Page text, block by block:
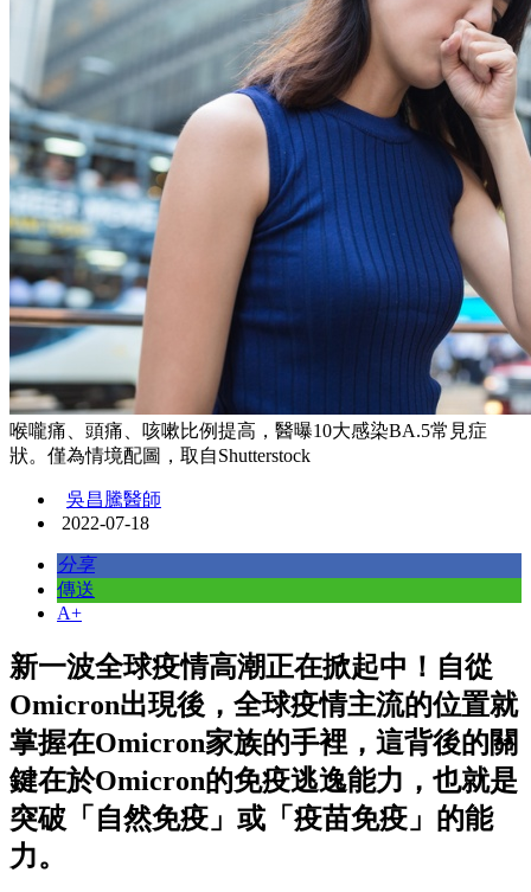
喉嚨痛、頭痛、咳嗽比例提高，醫曝10大感染BA.5常見症
狀。僅為情境配圖，取自Shutterstock
吳昌騰醫師
2022-07-18
分享
傳送
A+
新一波全球疫情高潮正在掀起中！自從
Omicron出現後，全球疫情主流的位置就
掌握在Omicron家族的手裡，這背後的關
鍵在於Omicron的免疫逃逸能力，也就是
突破「自然免疫」或「疫苗免疫」的能
力。